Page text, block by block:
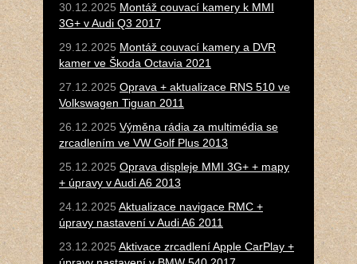
30.12.2025 Montáž couvací kamery k MMI
3G+ v Audi Q3 2017
29.12.2025 Montáž couvací kamery a DVR
kamer ve Škoda Octavia 2021
27.12.2025 Oprava + aktualizace RNS 510 ve
Volkswagen Tiguan 2011
26.12.2025 Výměna rádia za multimédia se
zrcadlením ve VW Golf Plus 2013
25.12.2025 Oprava displeje MMI 3G+ + mapy
+ úpravy v Audi A6 2013
24.12.2025 Aktualizace navigace RMC +
úpravy nastavení v Audi A6 2011
23.12.2025 Aktivace zrcadlení Apple CarPlay +